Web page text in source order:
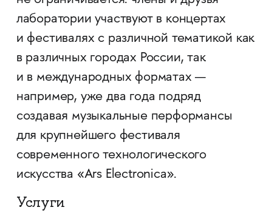
лаборатории участвуют в концертах
и фестивалях с различной тематикой как
в различных городах России, так
и в международных форматах —
например, уже два года подряд
создавая музыкальные перформансы
для крупнейшего фестиваля
современного технологического
искусства «Ars Electronica».
Услуги